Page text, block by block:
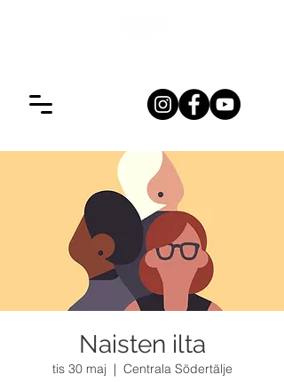
Naisten ilta
tis 30 maj
  |
Centrala Södertälje